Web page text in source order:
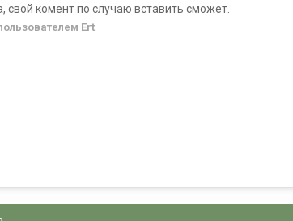
свой комент по случаю вставить сможет.
Ert